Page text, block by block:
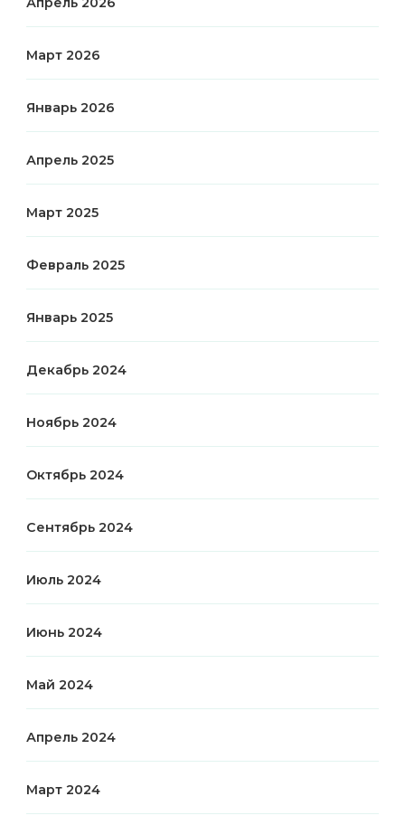
Март 2026
Январь 2026
Апрель 2025
Март 2025
Февраль 2025
Январь 2025
Декабрь 2024
Ноябрь 2024
Октябрь 2024
Сентябрь 2024
Июль 2024
Июнь 2024
Май 2024
Апрель 2024
Март 2024